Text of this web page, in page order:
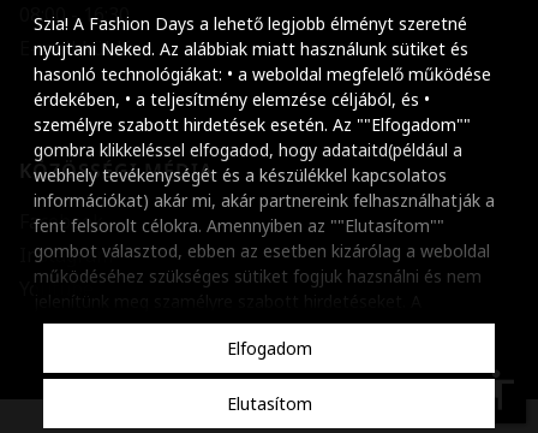
Szia! A Fashion Days a lehető legjobb élményt szeretné
nyújtani Neked. Az alábbiak miatt használunk sütiket és
hasonló technológiákat: • a weboldal megfelelő működése
érdekében, • a teljesítmény elemzése céljából, és •
személyre szabott hirdetések esetén. Az ""Elfogadom""
gombra klikkeléssel elfogadod, hogy adataitd(például a
webhely tevékenységét és a készülékkel kapcsolatos
információkat) akár mi, akár partnereink felhasználhatják a
fent felsorolt célokra. Amennyiben az ""Elutasítom""
gombot választod, ebben az esetben kizárólag a weboldal
működéséhez szükséges sütiket fogjuk hazsnálni és nem
beállításaidat bármikor módosíthatod, a ""Beállítások
kezelése"" gombra kattintva. Tudj meg többet
szabályzatunkról.
Elfogadom
Elutasítom
08:00 - 16:30
E-mail küldése
KÖZÖSSÉGI MÉDIA
Facebook
Instagram
Youtube
accessibility
Szöveg méretének
Szóköz növelése
Szóköz csökkentése
Sortávolság
Sortávolság
Színek invertálása
Szürke
Nagy kurzor